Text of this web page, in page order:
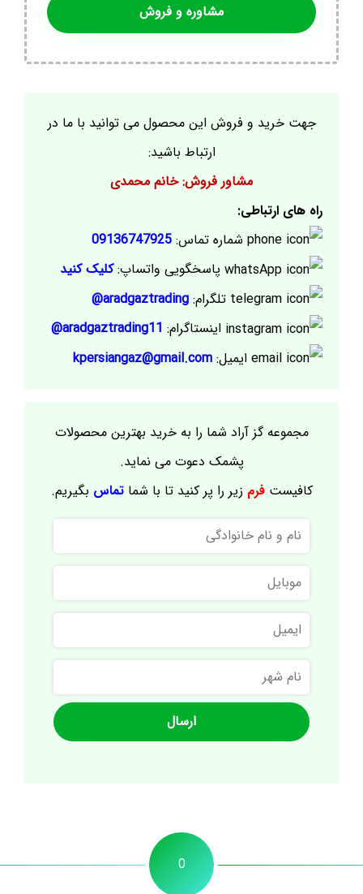
مشاوره و فروش
جهت خرید و فروش این محصول می توانید با ما در
ارتباط باشید:
مشاور فروش: خانم محمدی
راه های ارتباطی:
شماره تماس: 09136747925
پاسخگویی واتساپ:کلیک کنید
تلگرام: aradgaztrading@
اینستاگرام: aradgaztrading11@
ایمیل: kpersiangaz@gmail.com
مجموعه گز آراد شما را به خرید بهترین محصولات
پشمک دعوت می نماید.
کافیستفرم زیر را پر کنید تا با شماتماس بگیریم.
نام
و
نام
خانوادگی
موبایل
ایمیل
نام
شهر
0